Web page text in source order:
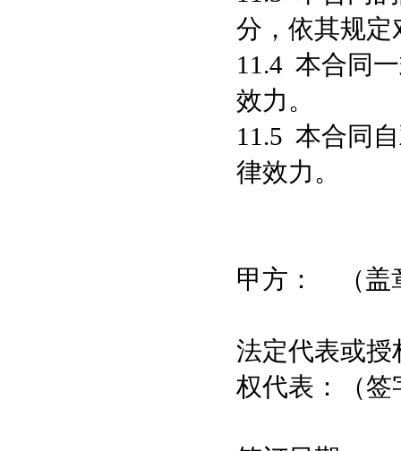
分，依其规定
11.4 本合同
效力。
11.5 本合同
律效力。
甲方：
法定代表或
权代表：（签